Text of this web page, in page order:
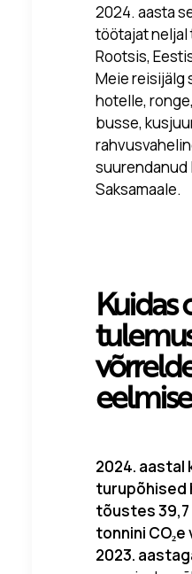
2024. aasta
töötajat neljal
Rootsis,
Meie reisijälg
hotelle,
busse,
suurendanud
Saksamaale.
Kuidas
2024. aastal
turupõhised
tõustes
tonnini
2023.